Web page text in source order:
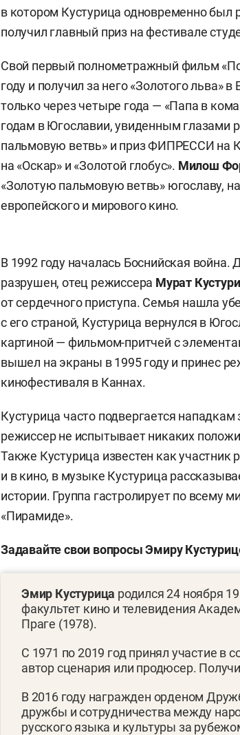
в котором Кустурица одновременно был
получил главный приз на фестивале
Свой первый полнометражный фильм
году и получил за него «Золотого
только через четыре года — «Папа в
годам в Югославии, увиденным глазами
пальмовую ветвь» и приз ФИПРЕССИ на
на «Оскар» и «Золотой глобус». Милош
«Золотую пальмовую ветвь» югославу,
европейского и мирового кино.
В 1992 году началась Боснийская
разрушен, отец режиссера Мурат
от сердечного приступа. Семья нашла
с его страной, Кустурица вернулся в
картиной — фильмом-притчей с
вышел на экраны в 1995 году и принес
кинофестиваля в Каннах.
Кустурица часто подвергается
режиссер не испытывает никаких
Также Кустурица известен как участник
и в кино, в музыке Кустурица
истории. Группа гастролирует по всему
«Пирамиде».
Задавайте свои вопросы Эмиру
Эмир Кустурица родился 24 ноября
факультет кино и телевидения
Праге (1978).
С 1971 по 2019 год принял участие в
автор сценария или продюсер.
В 2016 году награжден орденом
дружбы и сотрудничества между
русского языка и культуры за